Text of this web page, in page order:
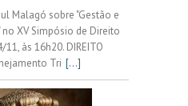
Malagó sobre "Gestão e
XV Simpósio de Direito
às 16h20. DIREITO
Tri [...]